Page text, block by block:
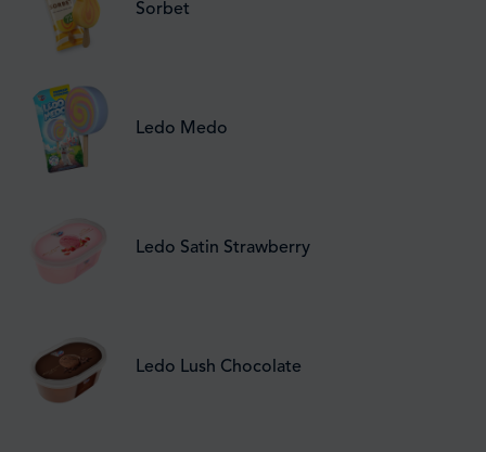
Sorbet
Ledo Medo
Ledo Satin Strawberry
Ledo Lush Chocolate